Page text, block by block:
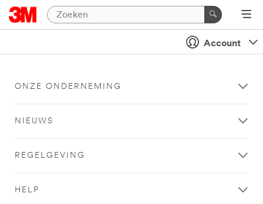
Account
ONZE ONDERNEMING
NIEUWS
REGELGEVING
HELP